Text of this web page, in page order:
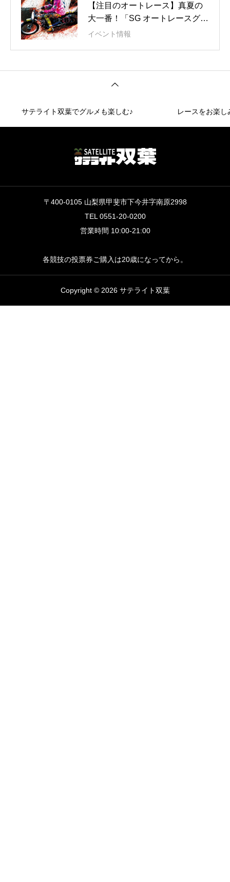
【注目のオートレース】真夏の
大一番！「SG オートレースグラ
ンプリ」
イベント情報
サテライト双葉でグルメも楽しむ♪ レースをお楽
〒400-0105 山梨県甲斐市下今井字南原2998
TEL 0551-20-0200
営業時間 10:00-21:00
各競技の投票券ご購入は20歳になってから。
Copyright © 2026 サテライト双葉